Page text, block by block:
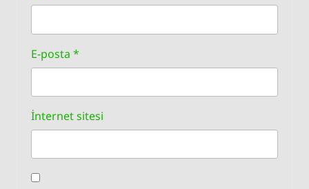
E-posta *
İnternet sitesi